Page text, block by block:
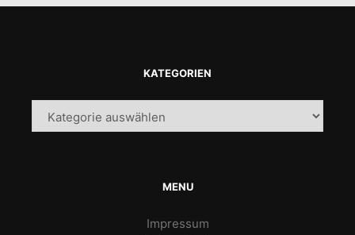
KATEGORIEN
Kategorien
MENU
Impressum